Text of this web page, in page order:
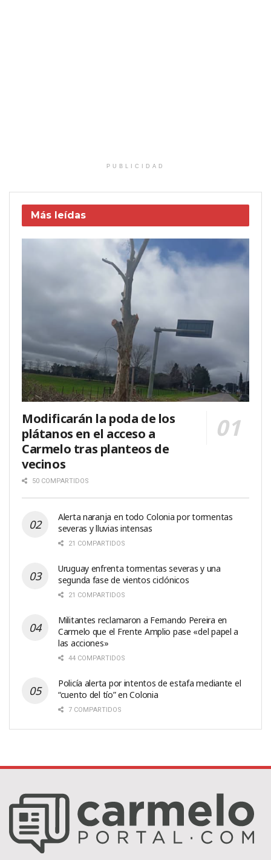
PUBLICIDAD
Más leídas
Modificarán la poda de los
plátanos en el acceso a
Carmelo tras planteos de
vecinos
50 COMPARTIDOS
Alerta naranja en todo Colonia por tormentas
severas y lluvias intensas
21 COMPARTIDOS
Uruguay enfrenta tormentas severas y una
segunda fase de vientos ciclónicos
21 COMPARTIDOS
Militantes reclamaron a Fernando Pereira en
Carmelo que el Frente Amplio pase «del papel a
las acciones»
44 COMPARTIDOS
Policía alerta por intentos de estafa mediante el
“cuento del tío” en Colonia
7 COMPARTIDOS